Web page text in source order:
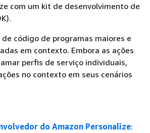
com um kit de desenvolvimento de
código de programas maiores e
em contexto. Embora as ações
perfis de serviço individuais,
no contexto em seus cenários
do Amazon Personalize: